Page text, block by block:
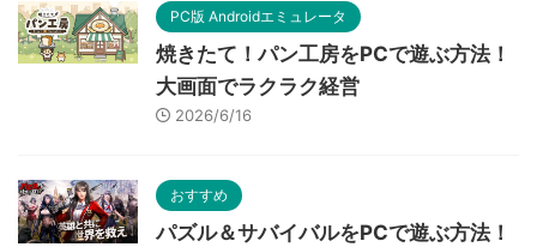
PC版 Androidエミュレータ
焼きたて！パン工房をPCで遊ぶ方法！
大画面でラクラク経営
2026/6/16
おすすめ
パズル＆サバイバルをPCで遊ぶ方法！